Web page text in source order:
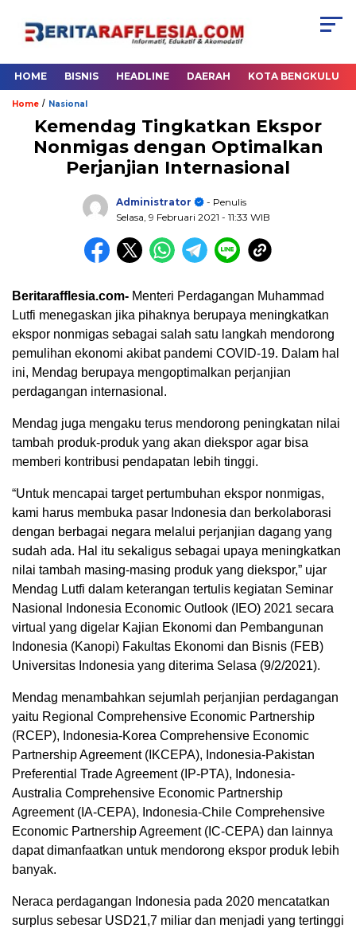
HOME BISNIS HEADLINE DAERAH KOTA BENGKULU
Home / Nasional
Kemendag Tingkatkan Ekspor
Nonmigas dengan Optimalkan
Perjanjian Internasional
Administrator
- Penulis
Selasa, 9 Februari 2021 - 11:33 WIB
Beritarafflesia.com- Menteri Perdagangan Muhammad
Lutfi menegaskan jika pihaknya berupaya meningkatkan
ekspor nonmigas sebagai salah satu langkah mendorong
pemulihan ekonomi akibat pandemi COVID-19. Dalam hal
ini, Mendag berupaya mengoptimalkan perjanjian
perdagangan internasional.
Mendag juga mengaku terus mendorong peningkatan nilai
tambah produk-produk yang akan diekspor agar bisa
memberi kontribusi pendapatan lebih tinggi.
“Untuk mencapai target pertumbuhan ekspor nonmigas,
kami harus membuka pasar Indonesia dan berkolaborasi
dengan berbagai negara melalui perjanjian dagang yang
sudah ada. Hal itu sekaligus sebagai upaya meningkatkan
nilai tambah masing-masing produk yang diekspor,” ujar
Mendag Lutfi dalam keterangan tertulis kegiatan Seminar
Nasional Indonesia Economic Outlook (IEO) 2021 secara
virtual yang digelar Kajian Ekonomi dan Pembangunan
Indonesia (Kanopi) Fakultas Ekonomi dan Bisnis (FEB)
Universitas Indonesia yang diterima Selasa (9/2/2021).
Mendag menambahkan sejumlah perjanjian perdagangan
yaitu Regional Comprehensive Economic Partnership
(RCEP), Indonesia-Korea Comprehensive Economic
Partnership Agreement (IKCEPA), Indonesia-Pakistan
Preferential Trade Agreement (IP-PTA), Indonesia-
Australia Comprehensive Economic Partnership
Agreement (IA-CEPA), Indonesia-Chile Comprehensive
Economic Partnership Agreement (IC-CEPA) dan lainnya
dapat dimanfaatkan untuk mendorong ekspor produk lebih
banyak.
Neraca perdagangan Indonesia pada 2020 mencatatkan
surplus sebesar USD21,7 miliar dan menjadi yang tertinggi